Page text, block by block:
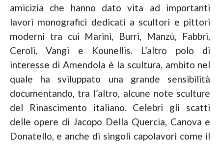
amicizia che hanno dato vita ad importanti
lavori monografici dedicati a scultori e pittori
moderni tra cui Marini, Burri, Manzù, Fabbri,
Ceroli, Vangi e Kounellis. L’altro polo di
interesse di Amendola è la scultura, ambito nel
quale ha sviluppato una grande sensibilità
documentando, tra l’altro, alcune note sculture
del Rinascimento italiano. Celebri gli scatti
delle opere di Jacopo Della Quercia, Canova e
Donatello, e anche di singoli capolavori come il